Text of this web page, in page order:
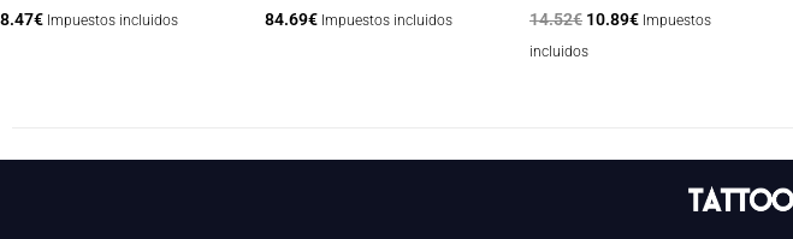
8.47€ Impuestos incluidos 84.69€ Impuestos incluidos 14.52€ 10.89€ Impuestos
incluidos